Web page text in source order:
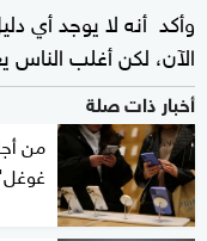
وأكد أنه لا يوجد أي
الآن، لكن أغلب
أخبار ذات صلة
من